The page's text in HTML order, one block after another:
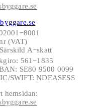
(VAT)
A−skatt
561−1835
SE80 9500 0099
SWIFT: NDEASESS
hemsidan: